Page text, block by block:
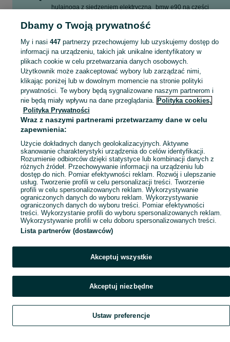
hulajnoga z siedzeniem elektryczna
bmw e90 na części
Skorzystaj z największego serwisu ogłoszeniowego - Kłoczew i okolice! Kupuj to, czego pragniesz i sprzedawaj to, czego już nie potrzebujesz!
Mapa kategorii
Mapa miejscowości
Mapa ministron
Popularne wyszukiwania
Szukaj Obserwujesz Dodaj Czat Konto
Dbamy o Twoją prywatność
My i nasi 447partnerzy przechowujemy lub uzyskujemy dostęp do
informacji na urządzeniu, takich jak unikalne identyfikatory w
plikach cookie w celu przetwarzania danych osobowych.
Użytkownik może zaakceptować wybory lub zarządzać nimi,
klikając poniżej lub w dowolnym momencie na stronie polityki
prywatności. Te wybory będą sygnalizowane naszym partnerom i
nie będą miały wpływu na dane przeglądania. Polityka cookies,
Polityka Prywatności
Wraz z naszymi partnerami przetwarzamy dane w celu
zapewnienia:
Użycie dokładnych danych geolokalizacyjnych. Aktywne
skanowanie charakterystyki urządzenia do celów identyfikacji.
Rozumienie odbiorców dzięki statystyce lub kombinacji danych z
różnych źródeł. Przechowywanie informacji na urządzeniu lub
dostęp do nich. Pomiar efektywności reklam. Rozwój i ulepszanie
usług. Tworzenie profili w celu personalizacji treści. Tworzenie
profili w celu spersonalizowanych reklam. Wykorzystywanie
ograniczonych danych do wyboru reklam. Wykorzystywanie
ograniczonych danych do wyboru treści. Pomiar efektywności
treści. Wykorzystanie profili do wyboru spersonalizowanych reklam.
Wykorzystywanie profili w celu doboru spersonalizowanych treści.
Lista partnerów (dostawców)
Akceptuj wszystkie
Akceptuj niezbędne
Ustaw preferencje